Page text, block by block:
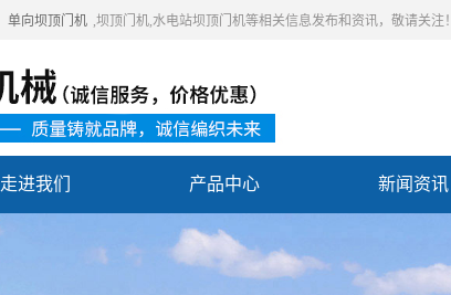
单向坝顶门机 ,坝顶门机,水电站坝顶门机等相关信息发布和资讯，敬请关注！
走进我们 产品中心 新闻资讯